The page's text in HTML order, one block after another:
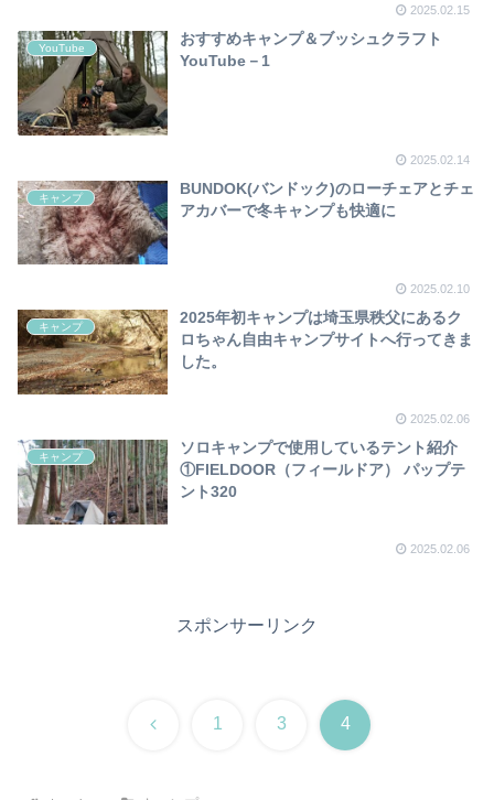
2025.02.15
YouTube
おすすめキャンプ＆ブッシュクラフト
YouTube－1
2025.02.14
キャンプ
BUNDOK(バンドック)のローチェアとチェ
アカバーで冬キャンプも快適に
2025.02.10
キャンプ
2025年初キャンプは埼玉県秩父にあるク
ロちゃん自由キャンプサイトへ行ってきま
した。
2025.02.06
キャンプ
ソロキャンプで使用しているテント紹介
①FIELDOOR（フィールドア） パップテ
ント320
2025.02.06
スポンサーリンク
前 1 3 4